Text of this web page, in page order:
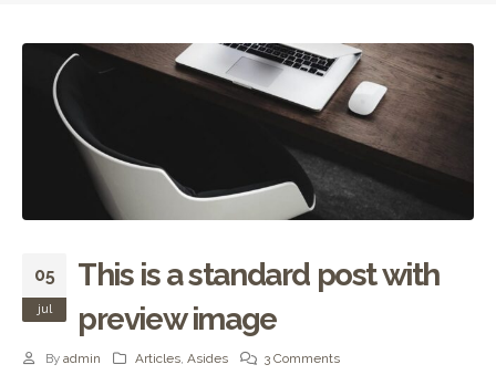
05
jul
This is a standard post with
preview image
By admin Articles ,Asides 3 Comments